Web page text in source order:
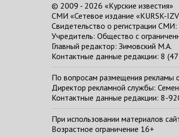
© 2009 - 2026 «Курские известия»
СМИ «Сетевое издание «KURSK-
Свидетельство о регистрации
Учредитель: Общество с
Главный редактор: Зимовский М.А.
Контактные данные редакции: 8
По вопросам размещения рекламы
Директор рекламной службы:
Контактные данные редакции: 8-
При использовании материалов
Возрастное ограничение 16+